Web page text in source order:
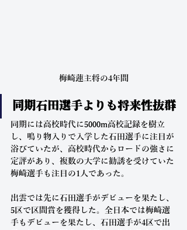
梅崎蓮主将の4年間
同期石田選手よりも将来性抜群
同期には高校時代に5000m高校記録を樹立
し、鳴り物入りで入学した石田選手に注目が
浴びていたが、高校時代からロードの強さに
定評があり、複数の大学に勧誘を受けていた
梅崎選手も注目の1人であった。
出雲では先に石田選手がデビューを果たし、
5区で区間賞を獲得した。全日本では梅崎選
手もデビューを果たし、石田選手が4区で出